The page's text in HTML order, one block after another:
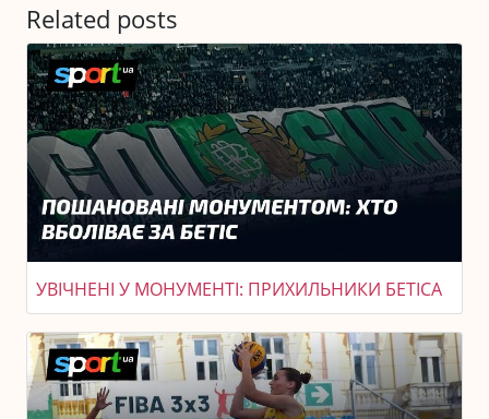
Related posts
УВІЧНЕНІ У МОНУМЕНТІ: ПРИХИЛЬНИКИ БЕТІСА